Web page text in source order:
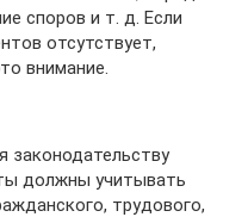
споров и т. д. Если
отсутствует,
внимание.
законодательству
должны учитывать
трудового,